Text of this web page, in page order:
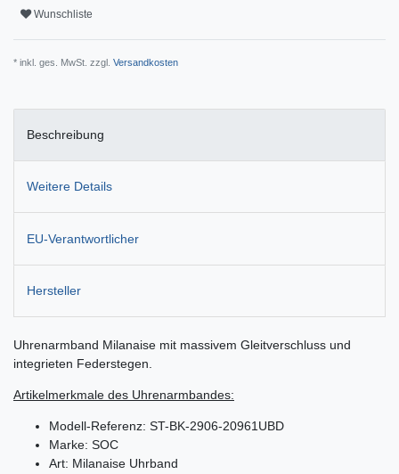
Wunschliste
* inkl. ges. MwSt. zzgl. Versandkosten
Beschreibung
Weitere Details
EU-Verantwortlicher
Hersteller
Uhrenarmband Milanaise mit massivem Gleitverschluss und
integrieten Federstegen.
Artikelmerkmale des Uhrenarmbandes:
Modell-Referenz: ST-BK-2906-20961UBD
Marke: SOC
Art: Milanaise Uhrband